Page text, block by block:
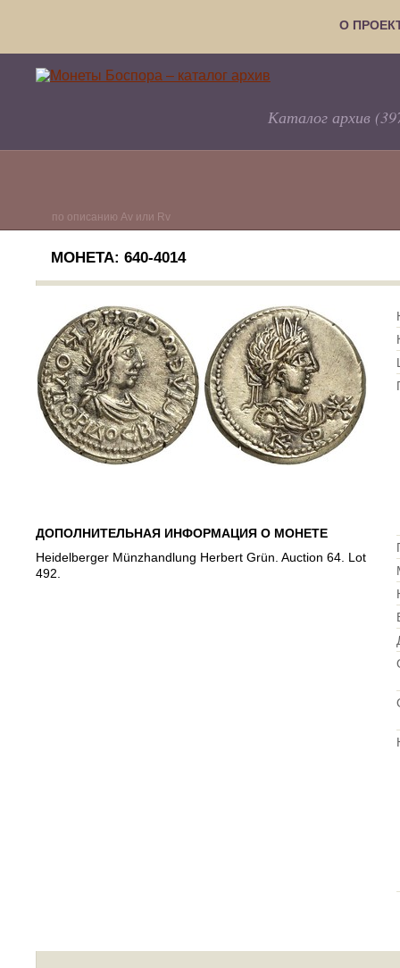
О
Каталог архив
по описанию Av или Rv
МОНЕТА: 640-4014
ДОПОЛНИТЕЛЬНАЯ ИНФОРМАЦИЯ О МОНЕТЕ
Heidelberger Münzhandlung Herbert Grün. Auction 64. Lot
492.